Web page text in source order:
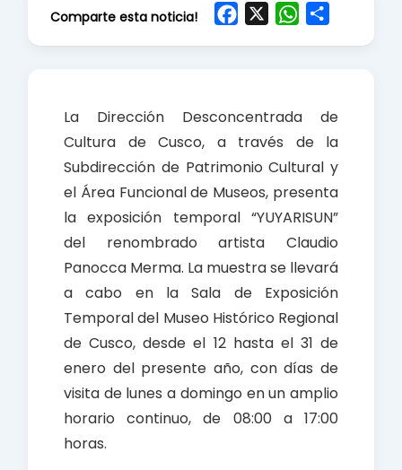
Comparte esta noticia!
o
k
W
p
p
La Dirección Desconcentrada de
Cultura de Cusco, a través de la
Subdirección de Patrimonio Cultural y
el Área Funcional de Museos, presenta
la exposición temporal “YUYARISUN”
del renombrado artista Claudio
Panocca Merma. La muestra se llevará
a cabo en la Sala de Exposición
Temporal del Museo Histórico Regional
de Cusco, desde el 12 hasta el 31 de
enero del presente año, con días de
visita de lunes a domingo en un amplio
horario continuo, de 08:00 a 17:00
horas.